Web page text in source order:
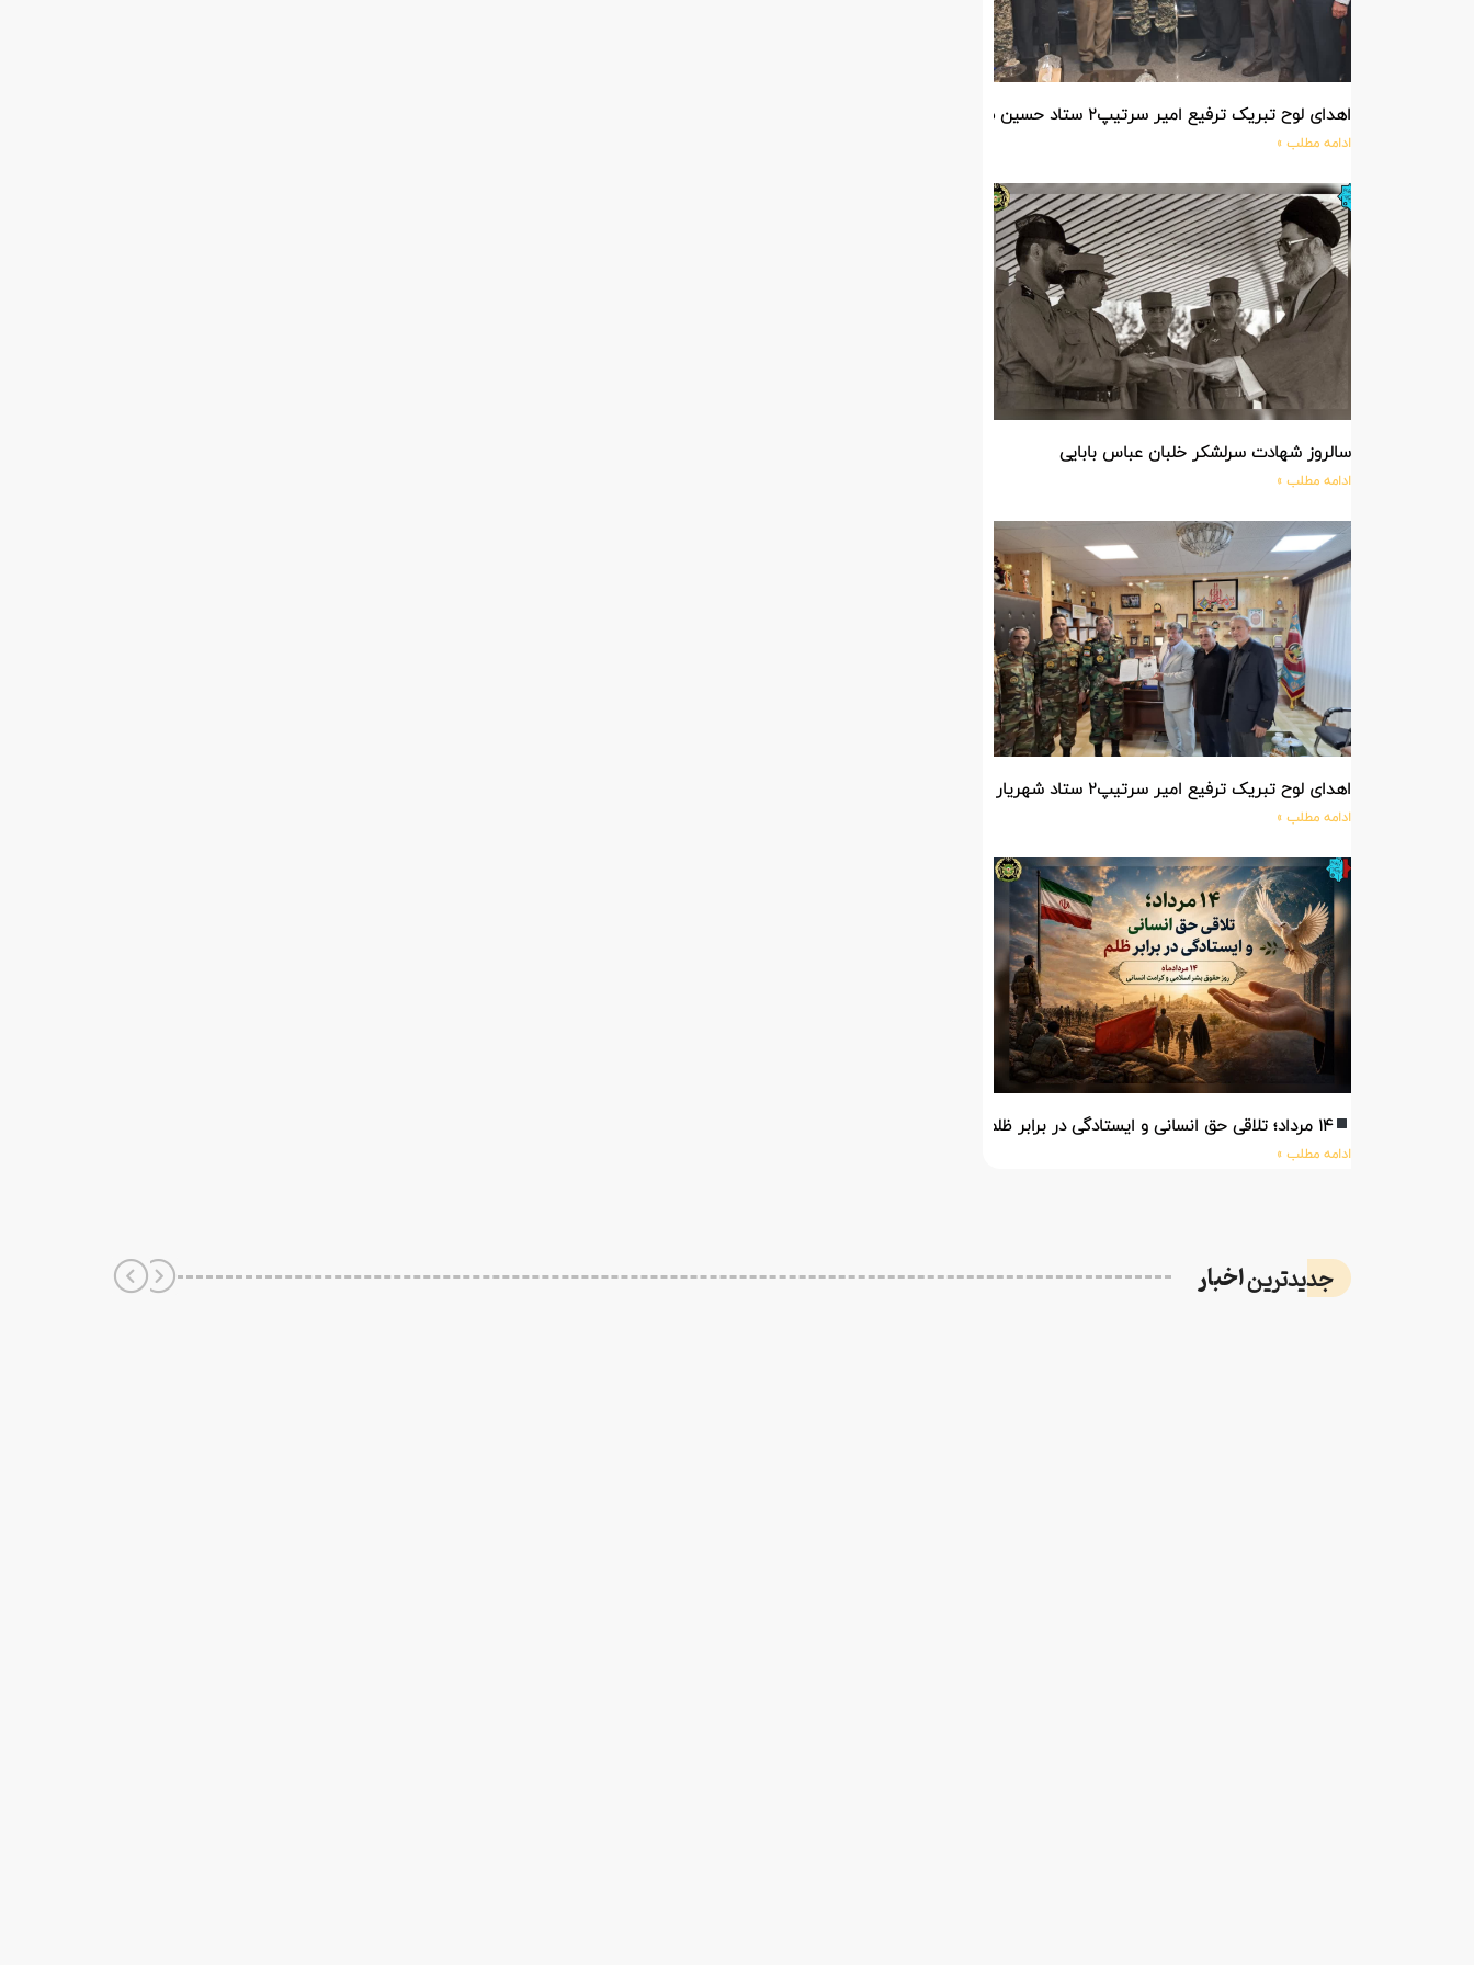
اهدای لوح تبریک ترفیع امیر سرتیپ۲ ستاد حسین صادق زاده فرمانده تیپ ۲۵ واکنش سریع شهید آبگون نزاجا مستقر در تبریز
ادامه مطلب »
سالروز شهادت سرلشکر خلبان عباس بابایی
ادامه مطلب »
اهدای لوح تبریک ترفیع امیر سرتیپ۲ ستاد شهریار پورفضلی فرمانده تیپ ۳۶۴ شهید نصیرزاده نزاجا مستقر در مهاباد
ادامه مطلب »
۱۴ مرداد؛ تلاقی حق انسانی و ایستادگی در برابر ظلم
ادامه مطلب »
جدیدتریناخبار